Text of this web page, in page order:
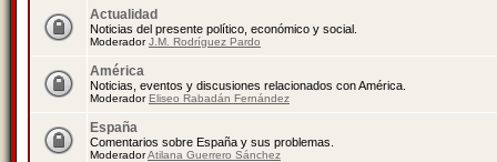
Actualidad
Noticias del presente político, económico y social.
ModeradorJ.M. Rodríguez Pardo
América
Noticias, eventos y discusiones relacionados con América.
ModeradorEliseo Rabadán Fernández
España
Comentarios sobre España y sus problemas.
ModeradorAtilana Guerrero Sánchez